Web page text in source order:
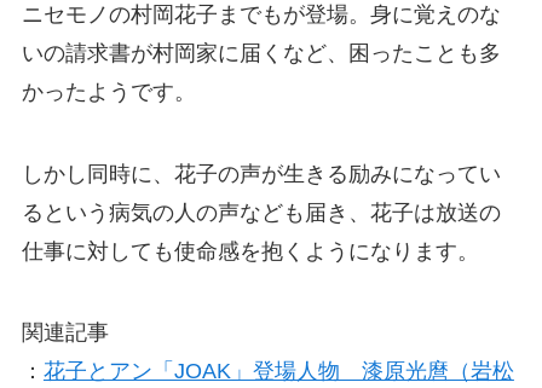
ニセモノの村岡花子までもが登場。身に覚えのな
いの請求書が村岡家に届くなど、困ったことも多
かったようです。
しかし同時に、花子の声が生きる励みになってい
るという病気の人の声なども届き、花子は放送の
仕事に対しても使命感を抱くようになります。
関連記事
： 花子とアン「JOAK」登場人物 漆原光麿（岩松